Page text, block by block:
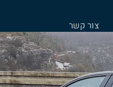
צור קשר